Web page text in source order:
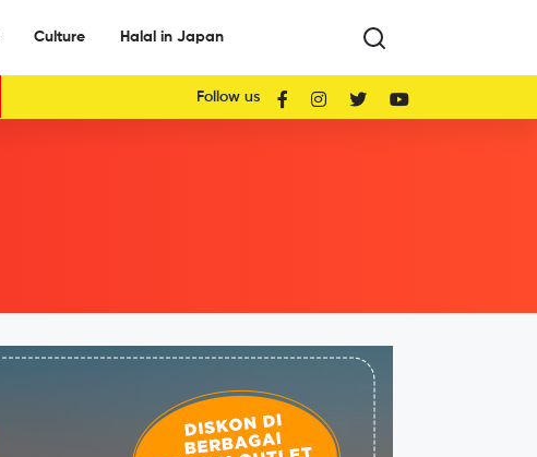
Culture Halal in Japan
Follow us